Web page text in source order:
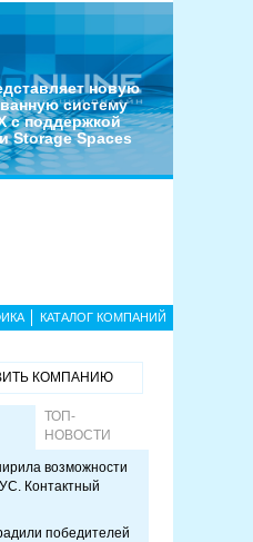
новую
систему
с поддержкой
Storage Spaces
КАТАЛОГ КОМПАНИЙ
КОМПАНИЮ
ТОП-
НОВОСТИ
возможности
Контактный
победителей